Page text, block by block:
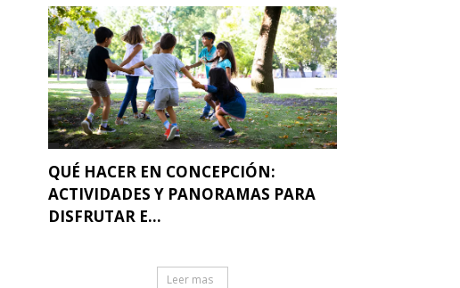
QUÉ HACER EN CONCEPCIÓN:
ACTIVIDADES Y PANORAMAS PARA
DISFRUTAR E...
Leer mas